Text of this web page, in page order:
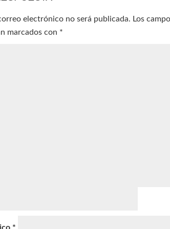
electrónico no será publicada. Los
marcados con *